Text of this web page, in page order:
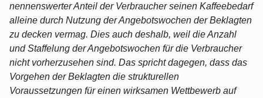
nennenswerter Anteil der Verbraucher seinen Kaffeebedarf
alleine durch Nutzung der Angebotswochen der Beklagten
zu decken vermag. Dies auch deshalb, weil die Anzahl
und Staffelung der Angebotswochen für die Verbraucher
nicht vorherzusehen sind. Das spricht dagegen, dass das
Vorgehen der Beklagten die strukturellen
Voraussetzungen für einen wirksamen Wettbewerb auf